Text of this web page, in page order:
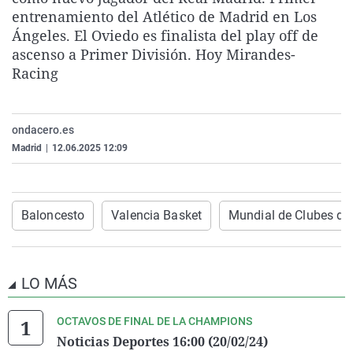
La rosa de los vientos
Gente viajera
Caso
Retornados
Extremadura
Galicia
Virales
Televisión
entrenamiento del Atlético de Madrid en Los
Ángeles. El Oviedo es finalista del play off de
ascenso a Primer División. Hoy Mirandes-
Racing
ondacero.es
Madrid 12.06.2025 12:09
Baloncesto Valencia Basket Mundial de Clubes de
LO MÁS
OCTAVOS DE FINAL DE LA CHAMPIONS
Noticias Deportes 16:00 (20/02/24)